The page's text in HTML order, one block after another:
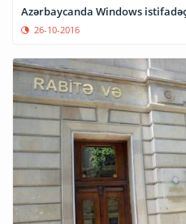
Azərbaycanda Windows
26-10-2016